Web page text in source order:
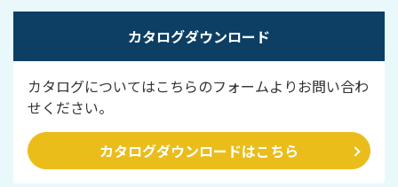
カタログダウンロード
カタログについてはこちらのフォームよりお問い合わ
せください。
カタログダウンロードはこちら